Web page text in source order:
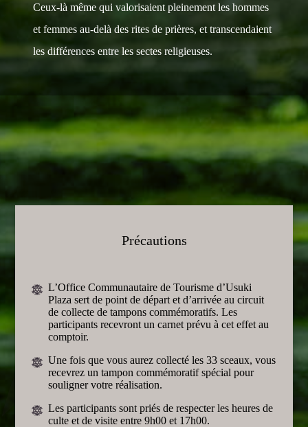
Ceux-là même qui valorisaient pleinement les hommes
et femmes au-delà des rites de prières, et transcendaient
les différences entre les sectes religieuses.
Précautions
L’Office Communautaire de Tourisme d’Usuki
Plaza sert de point de départ et d’arrivée au circuit
de collecte de tampons commémoratifs. Les
participants recevront un carnet prévu à cet effet au
comptoir.
Une fois que vous aurez collecté les 33 sceaux, vous
recevrez un tampon commémoratif spécial pour
souligner votre réalisation.
Les participants sont priés de respecter les heures de
culte et de visite entre 9h00 et 17h00.